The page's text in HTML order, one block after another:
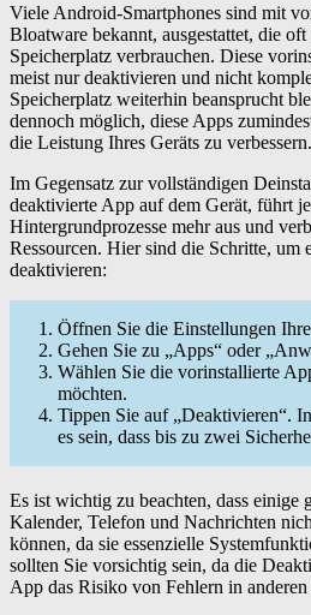
Viele Android-Smartphones sind mit
Bloatware bekannt, ausgestattet, die
Speicherplatz verbrauchen. Diese
meist nur deaktivieren und nicht
Speicherplatz weiterhin beansprucht
dennoch möglich, diese Apps
die Leistung Ihres Geräts zu verbessern.
Im Gegensatz zur vollständigen
deaktivierte App auf dem Gerät, führt
Hintergrundprozesse mehr aus und
Ressourcen. Hier sind die Schritte, um
deaktivieren:
Öffnen Sie die Einstellungen
Gehen Sie zu „Apps“ oder
Wählen Sie die vorinstallierte
möchten.
Tippen Sie auf „Deaktivieren“.
es sein, dass bis zu zwei
Es ist wichtig zu beachten, dass einige
Kalender, Telefon und Nachrichten
können, da sie essenzielle
sollten Sie vorsichtig sein, da die
App das Risiko von Fehlern in